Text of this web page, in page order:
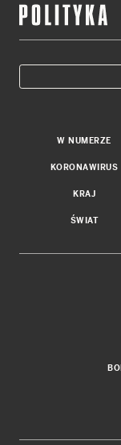
W NUMERZE
KORONAWIRUS
KRAJ
ŚWIAT